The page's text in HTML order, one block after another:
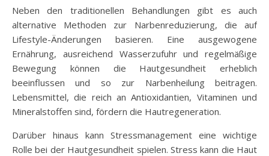
Neben den traditionellen Behandlungen gibt es auch
alternative Methoden zur Narbenreduzierung, die auf
Lifestyle-Änderungen basieren. Eine ausgewogene
Ernährung, ausreichend Wasserzufuhr und regelmäßige
Bewegung können die Hautgesundheit erheblich
beeinflussen und so zur Narbenheilung beitragen.
Lebensmittel, die reich an Antioxidantien, Vitaminen und
Mineralstoffen sind, fördern die Hautregeneration.
Darüber hinaus kann Stressmanagement eine wichtige
Rolle bei der Hautgesundheit spielen. Stress kann die Haut